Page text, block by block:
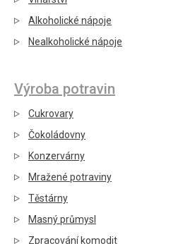
Alkoholické nápoje
Nealkoholické nápoje
Výroba potravin
Cukrovary
Čokoládovny
Konzervárny
Mražené potraviny
Těstárny
Masný průmysl
Zpracování komodit